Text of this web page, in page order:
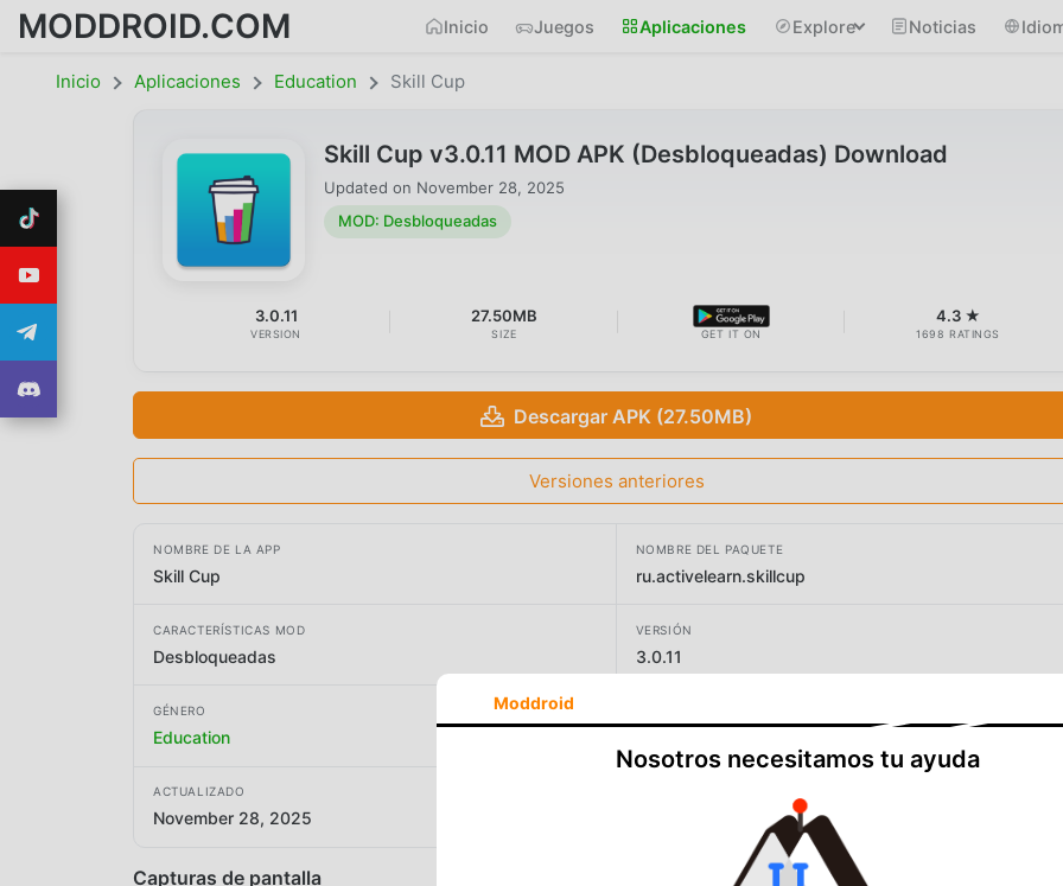
MODDROID.COM Inicio Juegos Aplicaciones Explore Noticias
Inicio Aplicaciones Education Skill Cup
Skill Cup v3.0.11 MOD APK (Desbloqueadas) Download
Updated on November 28, 2025
MOD: Desbloqueadas
3.0.11
VERSION
27.50MB
SIZE GET IT ON
4.3 ★
1698 RATINGS
Descargar APK (27.50MB)
Versiones anteriores
NOMBRE DE LA APP
Skill Cup
NOMBRE DEL PAQUETE
ru.activelearn.skillcup
CARACTERÍSTICAS MOD
Desbloqueadas
VERSIÓN
3.0.11
GÉNERO
Education
ACTUALIZADO
November 28, 2025
Capturas de pantalla
Moddroid
Nosotros necesitamos tu ayuda